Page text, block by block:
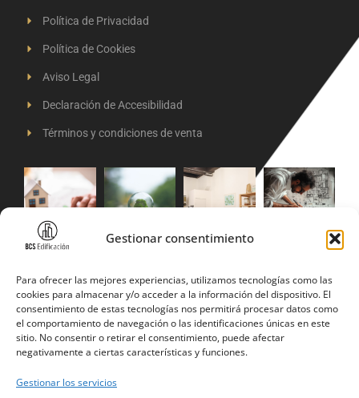
Gestionar consentimiento
Para ofrecer las mejores experiencias, utilizamos tecnologías como las
cookies para almacenar y/o acceder a la información del dispositivo. El
consentimiento de estas tecnologías nos permitirá procesar datos como
el comportamiento de navegación o las identificaciones únicas en este
sitio. No consentir o retirar el consentimiento, puede afectar
negativamente a ciertas características y funciones.
Gestionar los servicios
Política de Privacidad
Política de Cookies
Aviso Legal
Declaración de Accesibilidad
Términos y condiciones de venta
Financiado por la Unión Europea –